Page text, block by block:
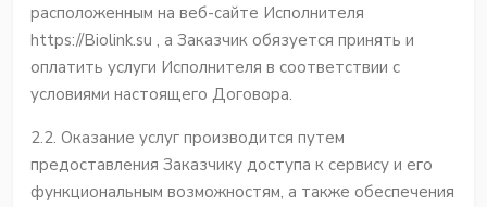
расположенным на веб-сайте Исполнителя
https://Biolink.su , а Заказчик обязуется принять и
оплатить услуги Исполнителя в соответствии с
условиями настоящего Договора.
2.2. Оказание услуг производится путем
предоставления Заказчику доступа к сервису и его
функциональным возможностям, а также обеспечения